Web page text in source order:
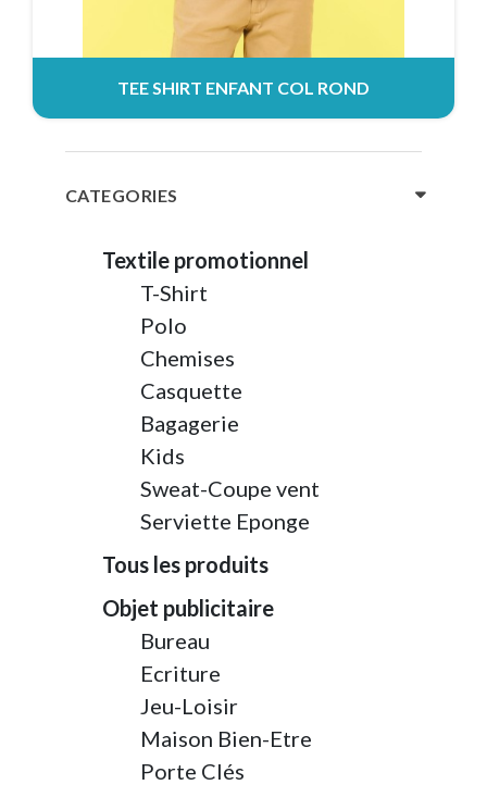
CATEGORIES
Textile promotionnel
T-Shirt
Polo
Chemises
Casquette
Bagagerie
Kids
Sweat-Coupe vent
Serviette Eponge
Tous les produits
Objet publicitaire
Bureau
Ecriture
Jeu-Loisir
Maison Bien-Etre
Porte Clés
TEE SHIRT ENFANT COL ROND